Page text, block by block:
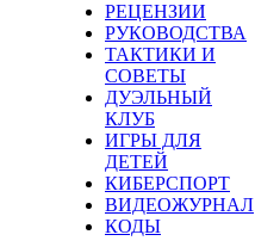
РЕЦЕНЗИИ
РУКОВОДСТВА
ТАКТИКИ И
СОВЕТЫ
ДУЭЛЬНЫЙ
КЛУБ
ИГРЫ ДЛЯ
ДЕТЕЙ
КИБЕРСПОРТ
ВИДЕОЖУРНАЛ
КОДЫ